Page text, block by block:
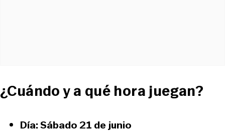
¿Cuándo y a qué hora juegan?
Día: Sábado 21 de junio